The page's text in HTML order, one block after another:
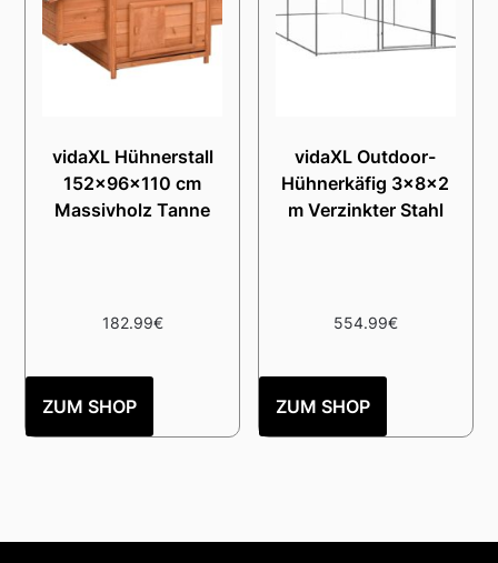
vidaXL Hühnerstall
152x96x110 cm
Massivholz Tanne
182.99€
ZUM SHOP
vidaXL Outdoor-
Hühnerkäfig 3x8x2
m Verzinkter Stahl
554.99€
ZUM SHOP